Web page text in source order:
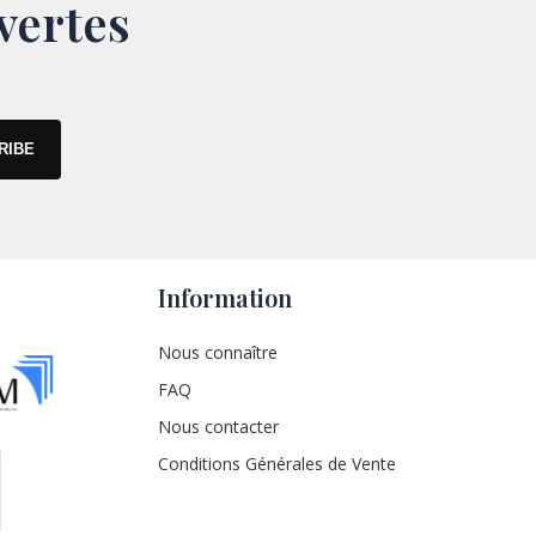
Information
Nous connaître
FAQ
Nous contacter
Conditions Générales de Vente